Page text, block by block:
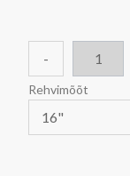
-
Rehvimõõt
16"